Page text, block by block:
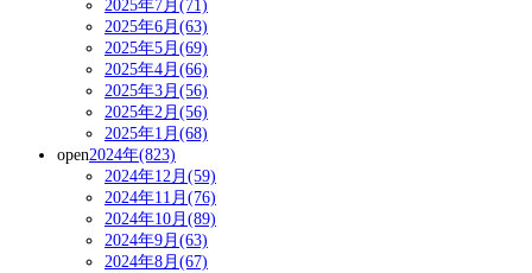
2025年7月(71)
2025年6月(63)
2025年5月(69)
2025年4月(66)
2025年3月(56)
2025年2月(56)
2025年1月(68)
open2024年(823)
2024年12月(59)
2024年11月(76)
2024年10月(89)
2024年9月(63)
2024年8月(67)